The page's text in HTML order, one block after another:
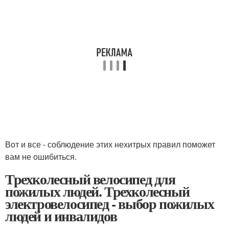
Вот и все - соблюдение этих нехитрых правил поможет
вам не ошибиться.
Трехколесный велосипед для
пожилых людей. Трехколесный
электровелосипед - выбор пожилых
людей и инвалидов